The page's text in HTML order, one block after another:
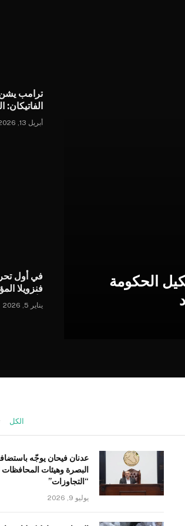
الحكومة
ترامب
الفاتيكان:
لويس يمثلنا
أبريل 13, 2026
في أول
فنزويلا
“أجندةيناير 5, 2026
الكل
عدنان فيحان يوجّه
البصرة وهيئات
“التجاوزات”
يوليو 9, 2026